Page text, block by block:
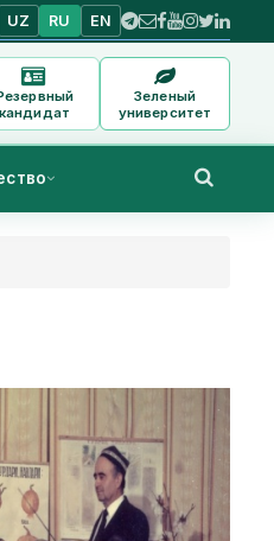
UZ RU EN
кандидат
Зеленый
университет